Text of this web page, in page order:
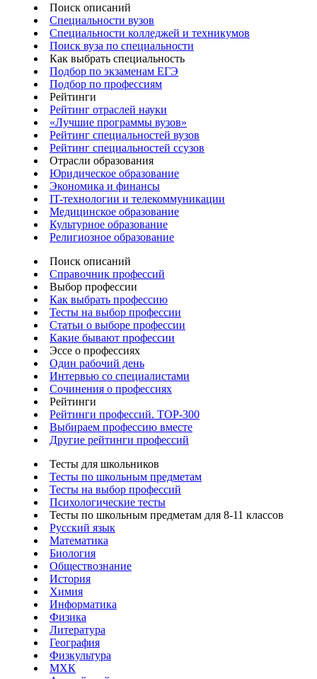
Поиск описаний
Специальности вузов
Специальности колледжей и техникумов
Поиск вуза по специальности
Как выбрать специальность
Подбор по экзаменам ЕГЭ
Подбор по профессиям
Рейтинги
Рейтинг отраслей науки
«Лучшие программы вузов»
Рейтинг специальностей вузов
Рейтинг специальностей ссузов
Отрасли образования
Юридическое образование
Экономика и финансы
IT-технологии и телекоммуникации
Медицинское образование
Культурное образование
Религиозное образование
Поиск описаний
Справочник профессий
Выбор профессии
Как выбрать профессию
Тесты на выбор профессии
Статьи о выборе профессии
Какие бывают профессии
Эссе о профессиях
Один рабочий день
Интервью со специалистами
Сочинения о профессиях
Рейтинги
Рейтинги профессий. TOP-300
Выбираем профессию вместе
Другие рейтинги профессий
Тесты для школьников
Тесты по школьным предметам
Тесты на выбор профессий
Психологические тесты
Тесты по школьным предметам для 8-11 классов
Русский язык
Математика
Биология
Обществознание
История
Химия
Информатика
Физика
Литература
География
Физкультура
МХК